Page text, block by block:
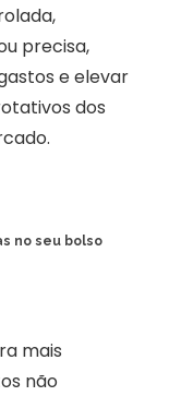
precisa,
e elevar
dos
no seu bolso
mais
não